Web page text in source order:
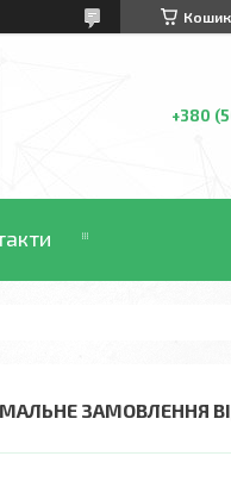
Кошик
+380
ЗАМОВЛЕННЯ